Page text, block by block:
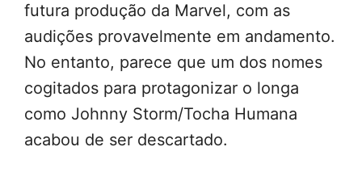
futura produção da Marvel, com as
audições provavelmente em andamento.
No entanto, parece que um dos nomes
cogitados para protagonizar o longa
como Johnny Storm/Tocha Humana
acabou de ser descartado.